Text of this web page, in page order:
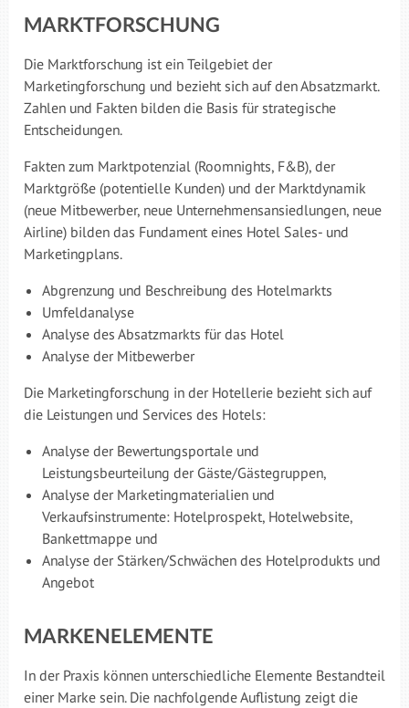
MARKTFORSCHUNG
Die Marktforschung ist ein Teilgebiet der
Marketingforschung und bezieht sich auf den Absatzmarkt.
Zahlen und Fakten bilden die Basis für strategische
Entscheidungen.
Fakten zum Marktpotenzial (Roomnights, F&B), der
Marktgröße (potentielle Kunden) und der Marktdynamik
(neue Mitbewerber, neue Unternehmensansiedlungen, neue
Airline) bilden das Fundament eines Hotel Sales- und
Marketingplans.
Abgrenzung und Beschreibung des Hotelmarkts
Umfeldanalyse
Analyse des Absatzmarkts für das Hotel
Analyse der Mitbewerber
Die Marketingforschung in der Hotellerie bezieht sich auf
die Leistungen und Services des Hotels:
Analyse der Bewertungsportale und
Leistungsbeurteilung der Gäste/Gästegruppen,
Analyse der Marketingmaterialien und
Verkaufsinstrumente: Hotelprospekt, Hotelwebsite,
Bankettmappe und
Analyse der Stärken/Schwächen des Hotelprodukts und
Angebot
MARKENELEMENTE
In der Praxis können unterschiedliche Elemente Bestandteil
einer Marke sein. Die nachfolgende Auflistung zeigt die